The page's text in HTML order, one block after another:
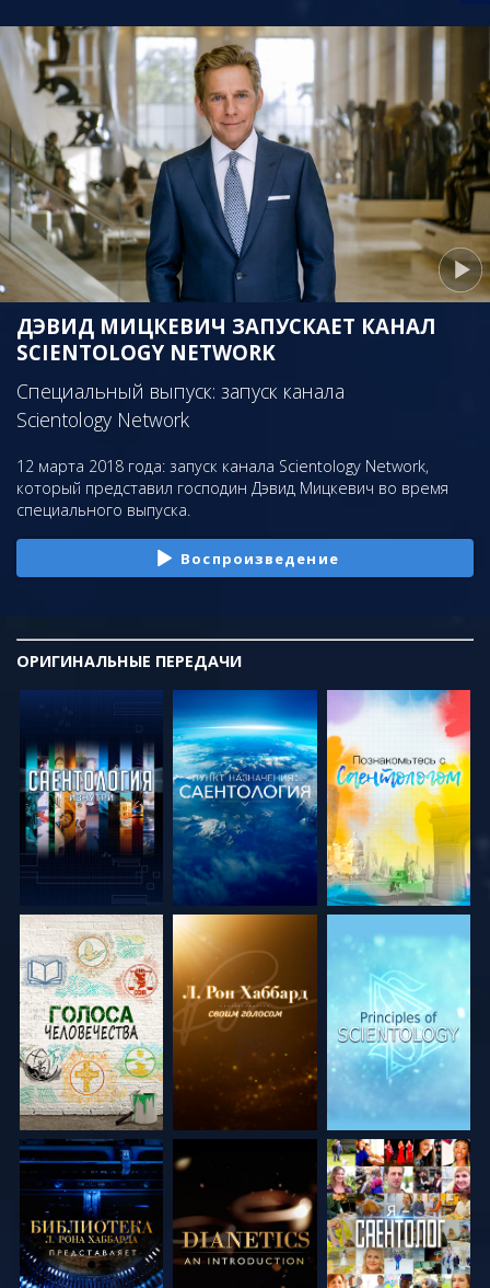
ДЭВИД МИЦКЕВИЧ ЗАПУСКАЕТ КАНАЛ
SCIENTOLOGY NETWORK
Специальный выпуск: запуск канала
Scientology Network
12 марта 2018 года: запуск канала Scientology Network,
который представил господин Дэвид Мицкевич во время
специального выпуска.
Воспроизведение
ОРИГИНАЛЬНЫЕ ПЕРЕДАЧИ
СМОТРЕТЬ
ПЕРЕДАЧИ
СМОТРЕТЬ
ПЕРЕДАЧИ
СМОТРЕТЬ
ПЕРЕДАЧИ
СМОТРЕТЬ
ПЕРЕДАЧИ
СМОТРЕТЬ
ПЕРЕДАЧИ
СМОТРЕТЬ